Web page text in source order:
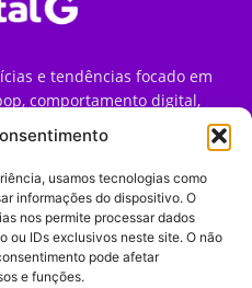
usamos tecnologias como
informações do dispositivo. O
nos permite processar dados
ou IDs exclusivos neste site. O não
pode afetar
e funções.
e tendências focado em
comportamento digital,
de marca que impactam a
consome internet no Brasil.